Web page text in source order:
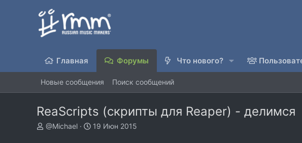
Главная Форумы Что нового?
Новые сообщения Поиск сообщений
ReaScripts (скрипты для Reaper) - делимся
А
@Michael
Д
19 Июн 2015